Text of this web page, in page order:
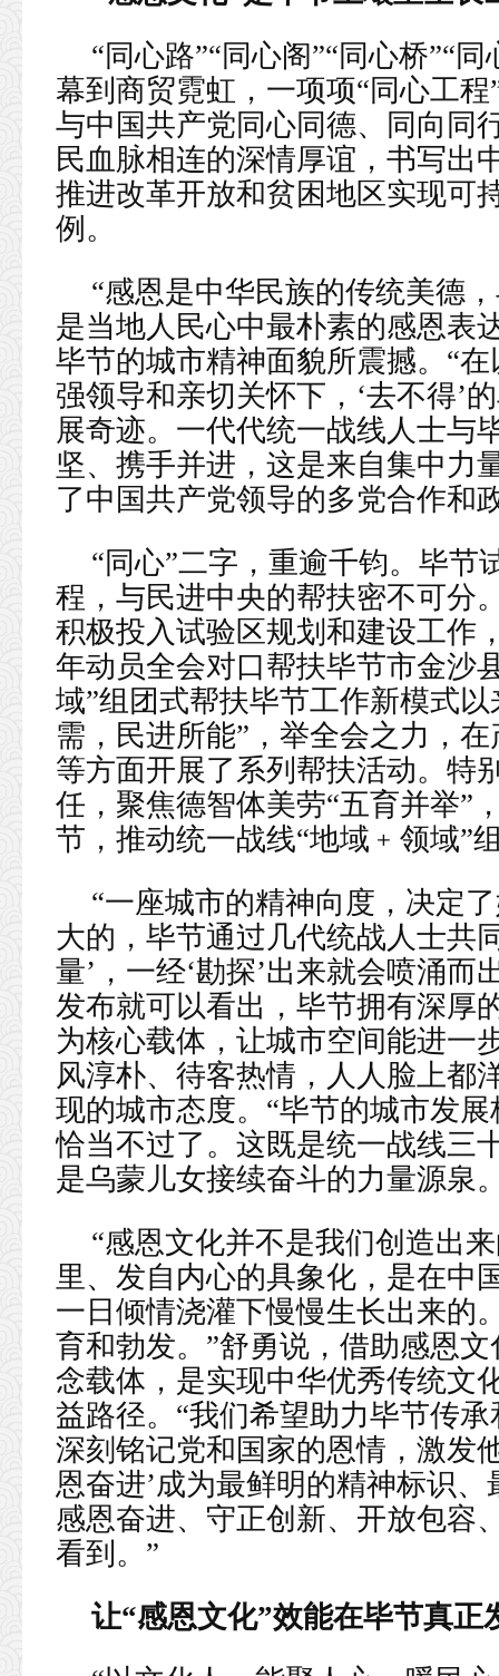
“同心路”“同心阁”“同心桥”“
幕到商贸霓虹，一项项“同心工
与中国共产党同心同德、同向同
民血脉相连的深情厚谊，书写出
推进改革开放和贫困地区实现可
例。
“感恩是中华民族的传统美德
是当地人民心中最朴素的感恩表
毕节的城市精神面貌所震撼。“
强领导和亲切关怀下，‘去不得’
展奇迹。一代代统一战线人士与
坚、携手并进，这是来自集中力
了中国共产党领导的多党合作和
“同心”二字，重逾千钧。毕节
程，与民进中央的帮扶密不可分
积极投入试验区规划和建设工作
年动员全会对口帮扶毕节市金沙
域”组团式帮扶毕节工作新模式
需，民进所能”，举全会之力，
等方面开展了系列帮扶活动。特
任，聚焦德智体美劳“五育并举”
节，推动统一战线“地域﹢领域”
“一座城市的精神向度，决定
大的，毕节通过几代统战人士共
量’，一经‘勘探’出来就会喷涌而
发布就可以看出，毕节拥有深厚
为核心载体，让城市空间能进一
风淳朴、待客热情，人人脸上都
现的城市态度。“毕节的城市发
恰当不过了。这既是统一战线三
是乌蒙儿女接续奋斗的力量源泉
“感恩文化并不是我们创造出
里、发自内心的具象化，是在中
一日倾情浇灌下慢慢生长出来的
育和勃发。”舒勇说，借助感恩
念载体，是实现中华优秀传统文
益路径。“我们希望助力毕节传
深刻铭记党和国家的恩情，激发
恩奋进’成为最鲜明的精神标识
感恩奋进、守正创新、开放包容
看到。”
让“感恩文化”效能在毕节真正